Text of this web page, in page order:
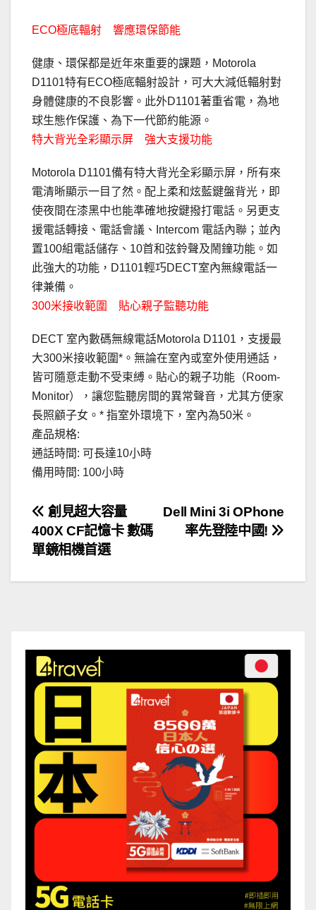
ECO極底輻射 響應環保節能
健康、環保都是近年來重要的課題，Motorola
D1101特有ECO極底輻射設計，可大大減低輻射對
身體健康的不良影響。此外D1101著重省電，為地
球生態作保護、為下一代節約能源。
特大背光全彩顯示屏 強大支援功能
Motorola D1101備有特大背光全彩顯示屏，所有來
電清晰顯示一目了然。配上柔和炫藍鍵盤背光，即
使夜間在漆黑中也能準確地按鍵撥打電話。另更支
援電話轉接、電話會議、Intercom 電話內聯；並內
置100組電話儲存、10首和弦鈴聲及鬧鐘功能。如
此強大的功能，D1101輕巧DECT室內無線電話一
律兼備。
300米接收範圍 貼心親子監聽功能
DECT 室內數碼無線電話Motorola D1101，支援最
大300米接收範圍*。無論在室內或室外使用通話，
皆可隨意走動不受束縛。貼心的親子功能（Room-
Monitor），讓您監聽房間的異常聲音，尤其方便家
長照顧子女。* 指室外環境下，室內為50米。
產品規格:
通話時間: 可長達10小時
備用時間: 100小時
文
章
導
Dell Mini 3i OPhone
率先登陸中國!
創見超大容量
400X CF記憶卡 數碼
單鏡相機首選